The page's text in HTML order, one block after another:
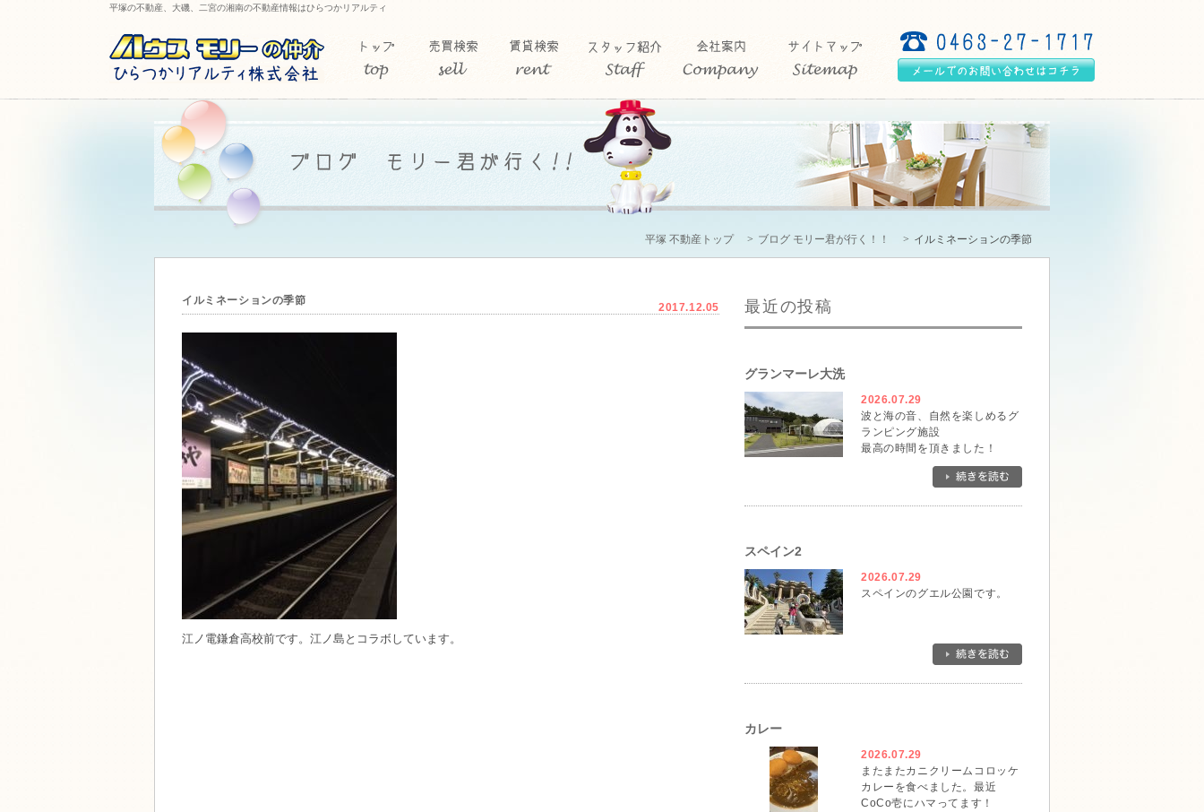
平塚の不動産、大磯、二宮の湘南の不動産情報はひらつかリアルティ
平塚 不動産トップ ブログ モリー君が行く！！ イルミネーションの季節
イルミネーションの季節
2017.12.05
江ノ電鎌倉高校前です。江ノ島とコラボしています。
最近の投稿
グランマーレ大洗
2026.07.29
波と海の音、自然を楽しめるグ
ランピング施設
最高の時間を頂きました！
スペイン2
2026.07.29
スペインのグエル公園です。
カレー
2026.07.29
またまたカニクリームコロッケ
カレーを食べました。最近
CoCo壱にハマってます！